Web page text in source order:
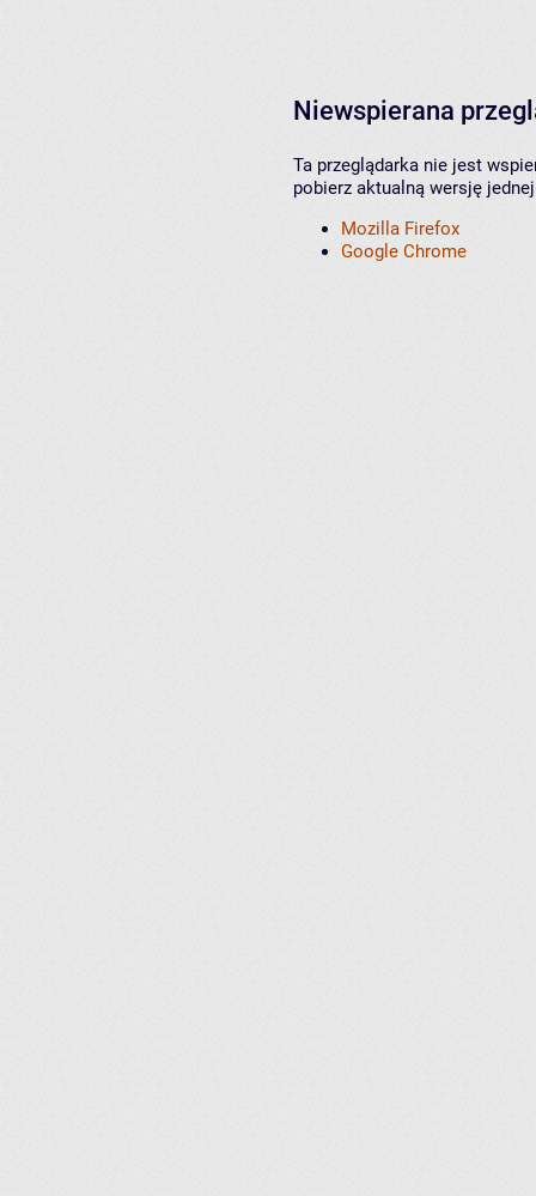
Niewspierana
Ta przeglądarka nie jest
pobierz aktualną wersję
Mozilla Firefox
Google Chrome